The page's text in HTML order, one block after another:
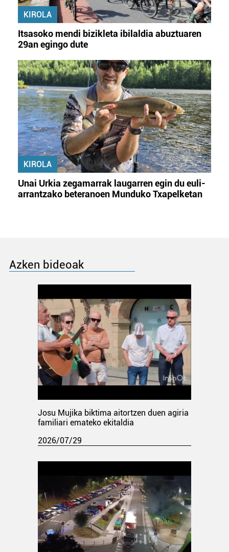
KIROLA
Itsasoko mendi bizikleta ibilaldia abuztuaren
29an egingo dute
KIROLA
Unai Urkia zegamarrak laugarren egin du euli-
arrantzako beteranoen Munduko Txapelketan
Azken bideoak
Josu Mujika biktima aitortzen duen agiria
familiari emateko ekitaldia
2026/07/29